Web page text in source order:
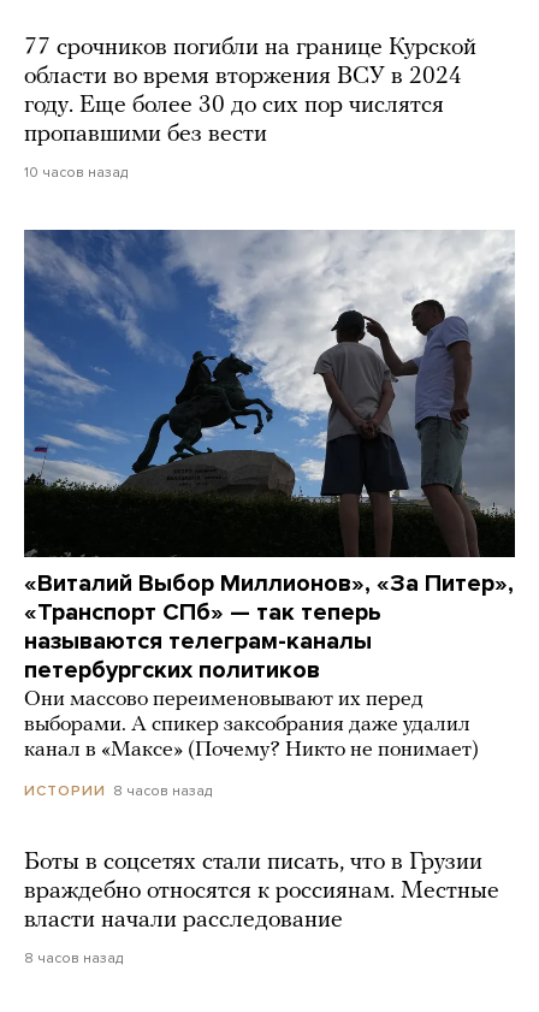
77 срочников погибли на границе Курской
области во время вторжения ВСУ в 2024
году. Еще более 30 до сих пор числятся
пропавшими без вести
10 часов назад
«Виталий Выбор Миллионов», «За Питер»,
«Транспорт СПб» — так теперь
называются телеграм-каналы
петербургских политиков
Они массово переименовывают их перед
выборами. А спикер заксобрания даже удалил
канал в «Максе» (Почему? Никто не понимает)
ИСТОРИИ 8 часов назад
Боты в соцсетях стали писать, что в Грузии
враждебно относятся к россиянам. Местные
власти начали расследование
8 часов назад